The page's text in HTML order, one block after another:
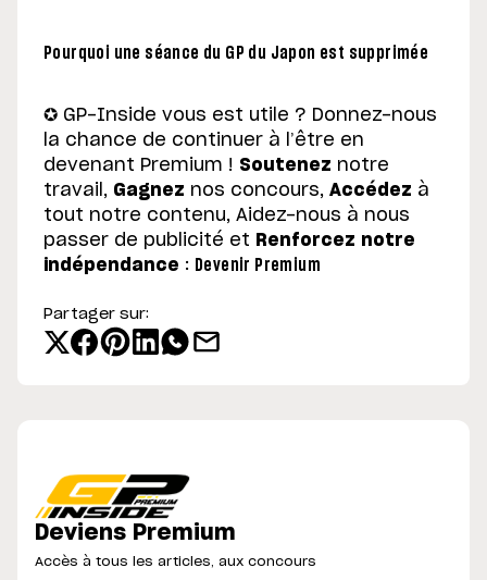
Pourquoi une séance du GP du Japon est supprimée
✪ GP-Inside vous est utile ? Donnez-nous
la chance de continuer à l’être en
devenant Premium ! Soutenez notre
travail, Gagnez nos concours, Accédez à
tout notre contenu, Aidez-nous à nous
passer de publicité et Renforcez notre
indépendance : Devenir Premium
Partager sur:
Deviens Premium
Accès à tous les articles, aux concours